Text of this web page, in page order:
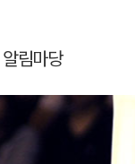
알림마당